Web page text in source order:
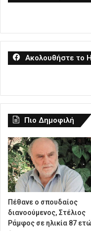
Ακολουθήστε το
Πιο Δημοφιλή
Πέθανε ο σπουδαίος
διανοούμενος, Στέλιος
Ράμφος σε ηλικία 87